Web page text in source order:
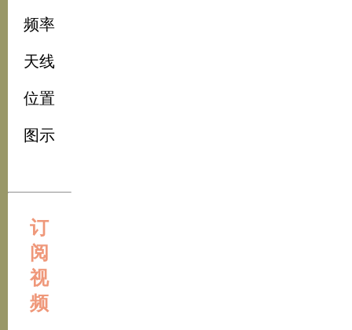
频率
天线
位置
图示
订
阅
视
频